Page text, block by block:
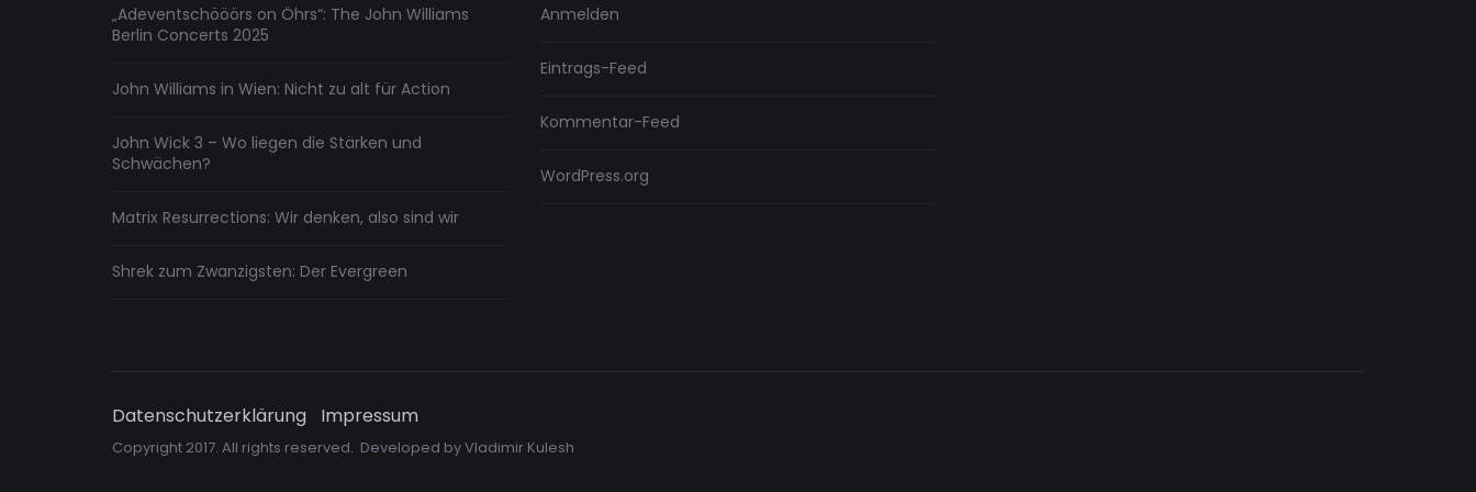
„Adeventschööörs on Öhrs“: The John Williams
Berlin Concerts 2025
John Williams in Wien: Nicht zu alt für Action
John Wick 3 – Wo liegen die Stärken und
Schwächen?
Matrix Resurrections: Wir denken, also sind wir
Shrek zum Zwanzigsten: Der Evergreen
Anmelden
Eintrags-Feed
Kommentar-Feed
WordPress.org
Datenschutzerklärung Impressum
Copyright 2017. All rights reserved. Developed byVladimir Kulesh